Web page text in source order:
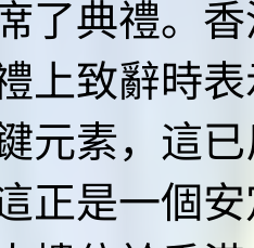
了典禮。
上致辭時
元素，這
正是一個